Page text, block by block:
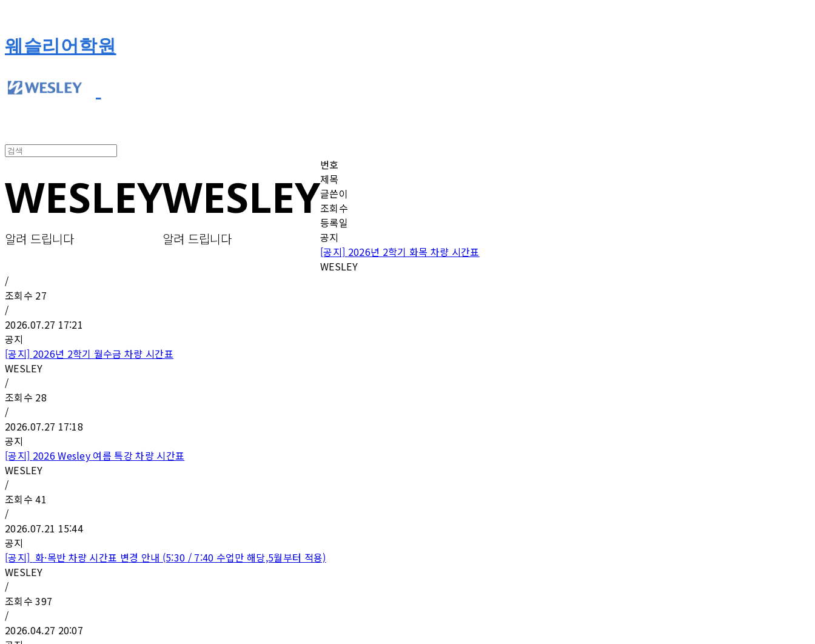
웨슬리어학원
WESLEY
알려 드립니다
WESLEY
알려 드립니다
번호
제목
글쓴이
조회수
등록일
공지
[공지] 2026년 2학기 화목 차량 시간표
WESLEY
/
조회수 27
/
2026.07.27 17:21
공지
[공지] 2026년 2학기 월수금 차량 시간표
WESLEY
/
조회수 28
/
2026.07.27 17:18
공지
[공지] 2026 Wesley 여름 특강 차량 시간표
WESLEY
/
조회수41
/
2026.07.21 15:44
공지
[공지] 화·목반 차량 시간표 변경 안내 (5:30 / 7:40 수업만 해당,5월부터 적용)
WESLEY
/
조회수397
/
2026.04.27 20:07